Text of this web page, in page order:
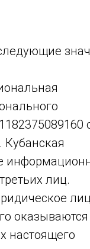
1182375089160
Кубанская
лиц.
оказываются
настоящего